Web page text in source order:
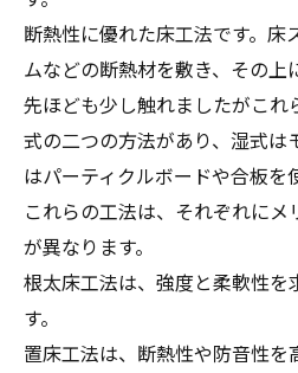
断熱性に優れた床工法です。床
ムなどの断熱材を敷き、その上
先ほども少し触れましたがこれ
式の二つの方法があり、湿式は
はパーティクルボードや合板を
これらの工法は、それぞれにメ
が異なります。
根太床工法は、強度と柔軟性を
す。
置床工法は、断熱性や防音性を